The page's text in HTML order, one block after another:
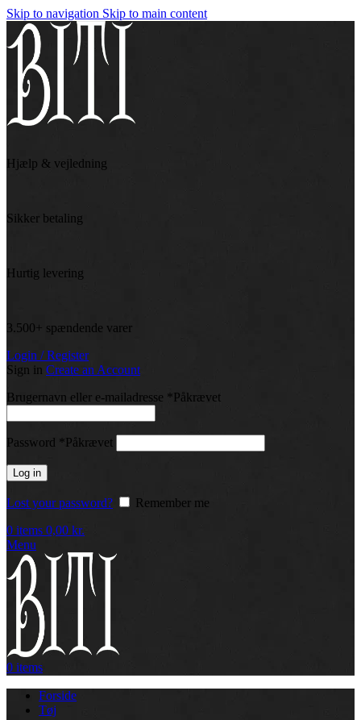
Skip to navigation Skip to main content
Hjælp & vejledning
Sikker betaling
Hurtig levering
3.500+ spændende varer
Login / Register
Sign in Create an Account
Brugernavn eller e-mailadresse * Påkrævet
Password * Påkrævet
Log in
Lost your password?
Remember me
0 items 0,00 kr.
Menu
0 items
Forside
Tøj